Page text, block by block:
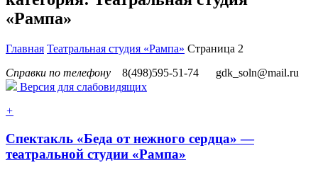
«Рампа»
Главная Театральная студия «Рампа» Страница 2
Справки по телефону
8(498)595-51-74
gdk_soln@mail.ru
Версия для слабовидящих
+
Спектакль «Беда от нежного сердца» —
театральной студии «Рампа»